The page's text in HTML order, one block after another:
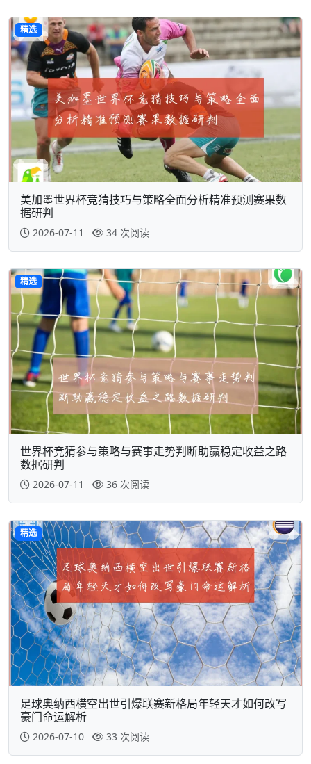
精选
美加墨世界杯竞猜技巧与策略全面分析精准预测赛果数
据研判
2026-07-11 34 次阅读
精选
世界杯竞猜参与策略与赛事走势判断助赢稳定收益之路
数据研判
2026-07-11 36 次阅读
精选
足球奥纳西横空出世引爆联赛新格局年轻天才如何改写
豪门命运解析
2026-07-10 33 次阅读